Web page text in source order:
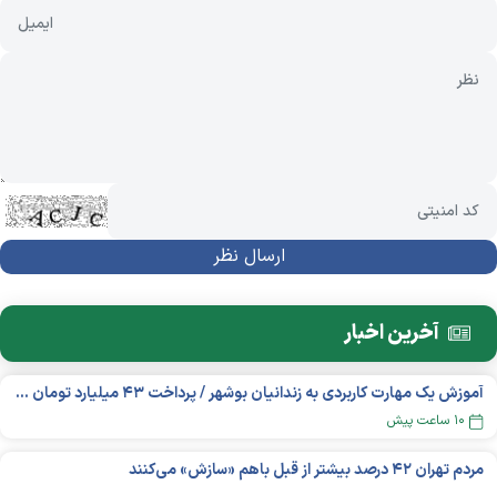
آخرین اخبار
آموزش یک مهارت کاربردی به زندانیان بوشهر / پرداخت ۴۳ میلیارد تومان تسهیلات خوداشتغالی
۱۰ ساعت پیش
مردم تهران ۴۲ درصد بیشتر از قبل باهم «سازش» می‌کنند